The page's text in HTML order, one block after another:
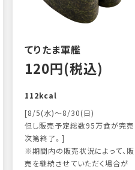
てりたま軍艦
120円(税込)
112kcal
[8/5(水)～8/30(日)
但し販売予定総数95万食が完売
次第終了。]
※期間内の販売状況によって、販
売を継続させていただく場合が